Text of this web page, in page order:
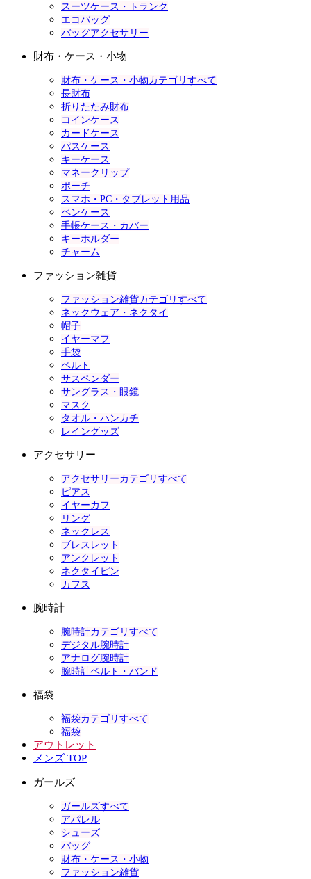
スーツケース・トランク
エコバッグ
バッグアクセサリー
財布・ケース・小物
財布・ケース・小物カテゴリすべて
長財布
折りたたみ財布
コインケース
カードケース
パスケース
キーケース
マネークリップ
ポーチ
スマホ・PC・タブレット用品
ペンケース
手帳ケース・カバー
キーホルダー
チャーム
ファッション雑貨
ファッション雑貨カテゴリすべて
ネックウェア・ネクタイ
帽子
イヤーマフ
手袋
ベルト
サスペンダー
サングラス・眼鏡
マスク
タオル・ハンカチ
レイングッズ
アクセサリー
アクセサリーカテゴリすべて
ピアス
イヤーカフ
リング
ネックレス
ブレスレット
アンクレット
ネクタイピン
カフス
腕時計
腕時計カテゴリすべて
デジタル腕時計
アナログ腕時計
腕時計ベルト・バンド
福袋
福袋カテゴリすべて
福袋
アウトレット
メンズ TOP
ガールズ
ガールズすべて
アパレル
シューズ
バッグ
財布・ケース・小物
ファッション雑貨